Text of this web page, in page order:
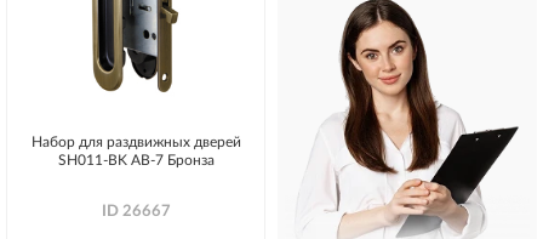
Набор для раздвижных дверей
SH011-BK AB-7 Бронза
ID 26667